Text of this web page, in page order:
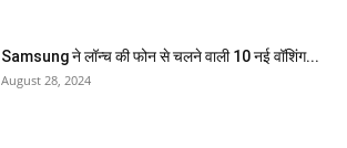
Samsung ने लॉन्च की फोन से चलने वाली 10 नई वॉशिंग...
August 28, 2024